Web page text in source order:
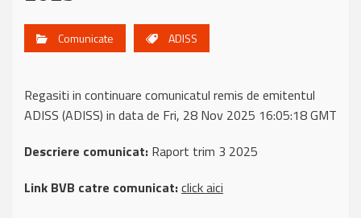
Comunicate ADISS
Regasiti in continuare comunicatul remis de emitentul
ADISS (ADISS) in data de Fri, 28 Nov 2025 16:05:18 GMT
Descriere comunicat: Raport trim 3 2025
Link BVB catre comunicat:click aici